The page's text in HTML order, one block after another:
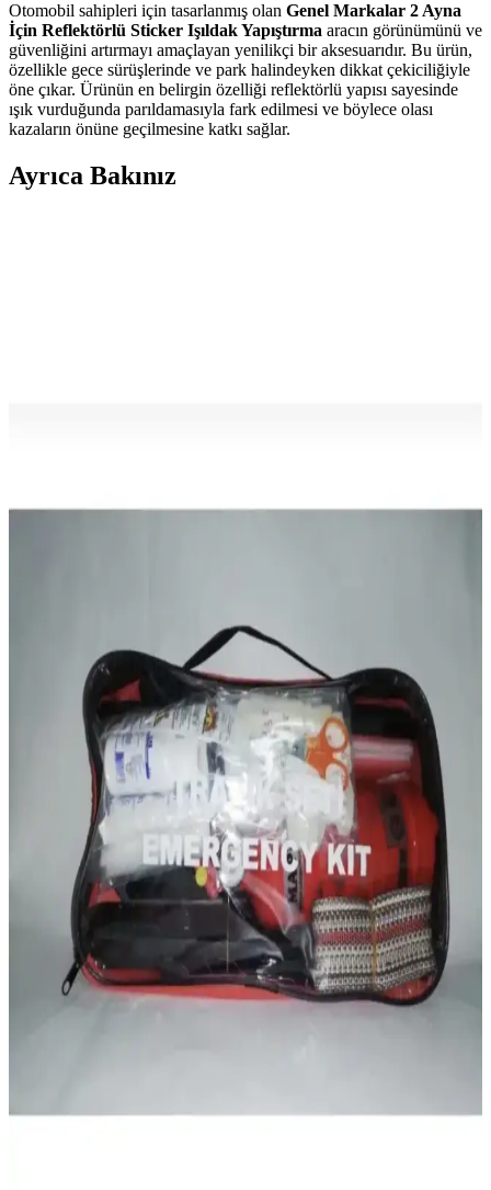
Otomobil sahipleri için tasarlanmış olan Genel Markalar 2 Ayna
İçin Reflektörlü Sticker Işıldak Yapıştırma aracın görünümünü ve
güvenliğini artırmayı amaçlayan yenilikçi bir aksesuarıdır. Bu ürün,
özellikle gece sürüşlerinde ve park halindeyken dikkat çekiciliğiyle
öne çıkar. Ürünün en belirgin özelliği reflektörlü yapısı sayesinde
ışık vurduğunda parıldamasıyla fark edilmesi ve böylece olası
kazaların önüne geçilmesine katkı sağlar.
Ayrıca Bakınız
ArWears SoftShell 4 Mevsim Motorsiklet Montu, su ve rüzgar
geçirmez yapısı, CE onaylı korumaları ve şık tasarımıyla güvenli ve
konforlu sürüşler sunar. Günlük ve spor kullanım için uygun,
dayanıklı ve estetik bir seçenek.
Prosev 104 Black King Motosiklet Montu Güçlü ve
Güvenli Sürüş İçin Tasarlandı
Prosev 104 Black King motosiklet montu, yüksek dayanıklılık,
koruma ve konfor sağlayan tasarımıyla güvenli sürüş deneyimi
sunar, reflektör detayları ve çok fonksiyonlu cepleriyle öne çıkar.
Ysf WorkWear Rüzgar Geçirmez ve Soğuk Hava
Motorcu Montu İnceleme ve Özellikleri
Ysf WorkWear'in kış için tasarlanmış motorcu montu, yüksek
performans, dayanıklılık ve güvenlik özellikleriyle öne çıkıyor.
Rüzgar ve suya karşı üstün koruma sağlayan ürün, reflektörler ve
pratik ceplerle kullanışlılık sunar.
DRC Outdoor Kışlık Motorcu Montu, su ve rüzgar geçirmezliği,